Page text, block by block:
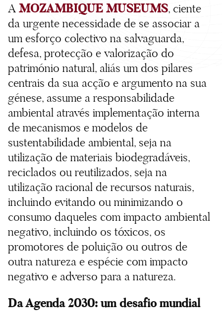
A MOZAMBIQUE MUSEUMS, ciente
da urgente necessidade de se associar a
um esforço colectivo na salvaguarda,
defesa, protecção e valorização do
património natural, aliás um dos pilares
centrais da sua acção e argumento na sua
génese, assume a responsabilidade
ambiental através implementação interna
de mecanismos e modelos de
sustentabilidade ambiental, seja na
utilização de materiais biodegradáveis,
reciclados ou reutilizados, seja na
utilização racional de recursos naturais,
incluindo evitando ou minimizando o
consumo daqueles com impacto ambiental
negativo, incluindo os tóxicos, os
promotores de poluição ou outros de
outra natureza e espécie com impacto
negativo e adverso para a natureza.
Da Agenda 2030: um desafio mundial